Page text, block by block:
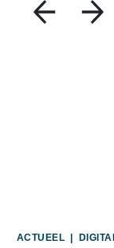
ACTUEEL